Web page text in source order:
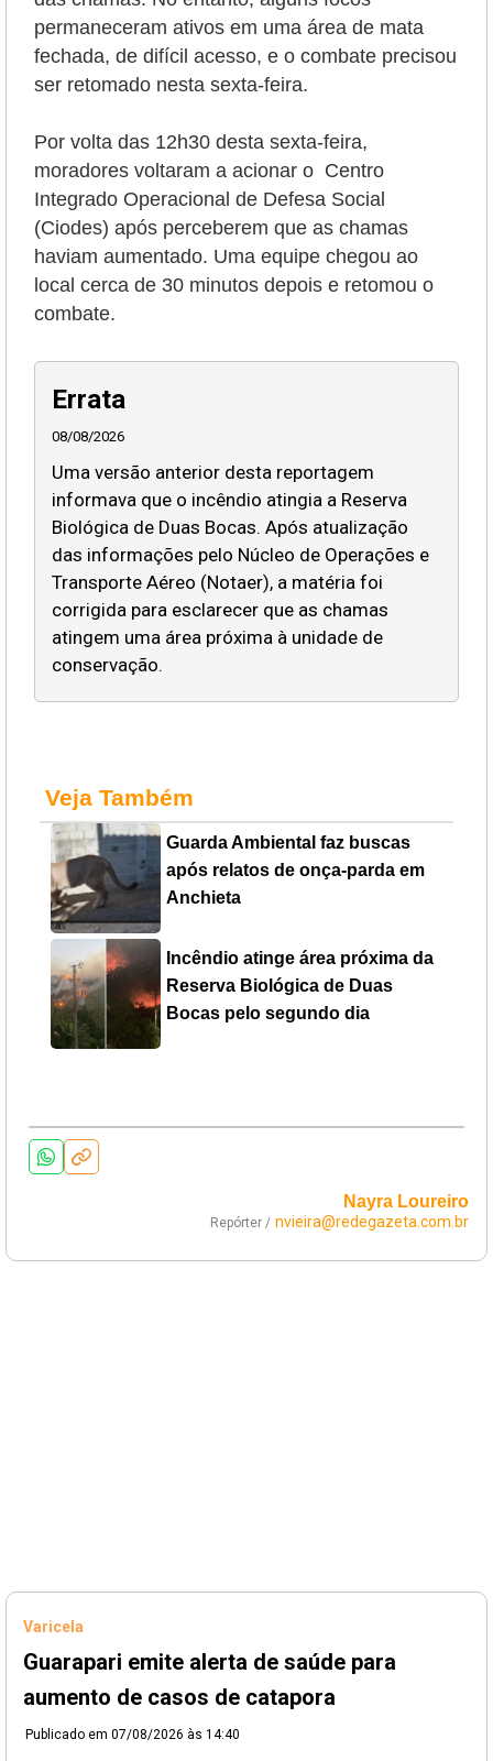
permaneceram ativos em uma área de mata
fechada, de difícil acesso, e o combate precisou
ser retomado nesta sexta-feira.
Por volta das 12h30 desta sexta-feira,
moradores voltaram a acionar o Centro
Integrado Operacional de Defesa Social
(Ciodes) após perceberem que as chamas
haviam aumentado. Uma equipe chegou ao
local cerca de 30 minutos depois e retomou o
combate.
Errata
08/08/2026
Uma versão anterior desta reportagem
informava que o incêndio atingia a Reserva
Biológica de Duas Bocas. Após atualização
das informações pelo Núcleo de Operações e
Transporte Aéreo (Notaer), a matéria foi
corrigida para esclarecer que as chamas
atingem uma área próxima à unidade de
conservação.
Veja Também
Guarda Ambiental faz buscas
após relatos de onça-parda em
Anchieta
Incêndio atinge área próxima da
Reserva Biológica de Duas
Bocas pelo segundo dia
Nayra Loureiro
Repórter / nvieira@redegazeta.com.br
Varicela
Guarapari emite alerta de saúde para
aumento de casos de catapora
Publicado em 07/08/2026 às 14:40